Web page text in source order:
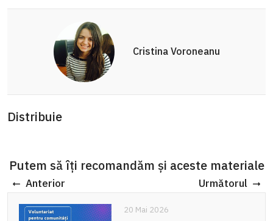
Cristina Voroneanu
Distribuie
Putem să îți recomandăm și aceste materiale
Anterior Următorul
20 Mai 2026